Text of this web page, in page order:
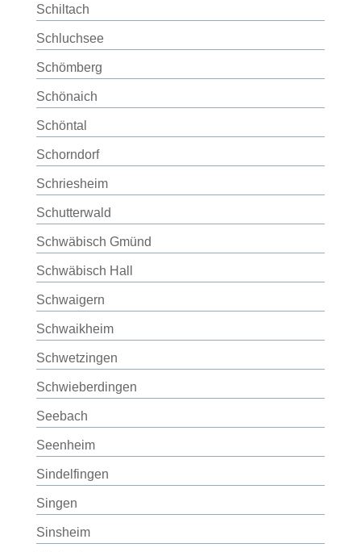
Schiltach
Schluchsee
Schömberg
Schönaich
Schöntal
Schorndorf
Schriesheim
Schutterwald
Schwäbisch Gmünd
Schwäbisch Hall
Schwaigern
Schwaikheim
Schwetzingen
Schwieberdingen
Seebach
Seenheim
Sindelfingen
Singen
Sinsheim